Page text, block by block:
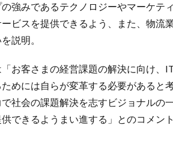
強みであるテクノロジーやマーケテ
ビスを提供できるよう、また、物流
説明。
お客さまの経営課題の解決に向け、
めには自らが変革する必要があると
社会の課題解決を志すビジョナルの
できるようまい進する」とのコメン